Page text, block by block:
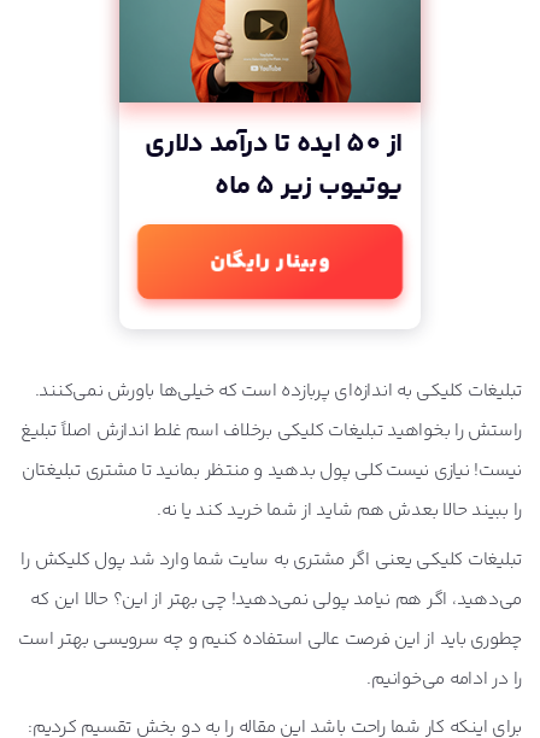
قیمت ثابت (Flat-Rate)
قیمت مزایده‌ای (Bid-based)
مقایسه تبلیغات کلیکی گوگل ادز، یکتانت،مدیا اَد، صباویژن و
خدمات تبلیغاتی
امکانات هدف‌گیری
استراتژی قیمت‌گذاری (Bid Strategy)
قیمت پایه
تبلیغات کلیکی گوگل
دقت هدف‌گیری تبلیغات کلیکی گوگل
هزینه تبلیغات کلیکی در گوگل ادز
تبلیغات کلیکی یکتانت
دقت تارگتینگ و ریتارگتینگ یکتانت
قیمت تبلیغات کلیکی یکتانت
از 50 ایده تا درآمد دلاری
یوتیوب زیر 5 ماه
وبینار رایگان
تبلیغات کلیکی به اندازه‌ای پربازده است که خیلی‌ها باورش نمی‌کنند.
راستش را بخواهید تبلیغات کلیکی برخلاف اسم غلط اندازش اصلاً تبلیغ
نیست! نیازی نیست کلی پول بدهید و منتظر بمانید تا مشتری تبلیغتان
را ببیند حالا بعدش هم شاید از شما خرید کند یا نه.
تبلیغات کلیکی یعنی اگر مشتری به سایت شما وارد شد پول کلیکش را
می‌دهید، اگر هم نیامد پولی نمی‌دهید! چی بهتر از این؟ حالا این که
چطوری باید از این فرصت عالی استفاده کنیم و چه سرویسی بهتر است
را در ادامه می‌خوانیم.
برای اینکه کار شما راحت باشد این مقاله را به دو بخش تقسیم کردیم: